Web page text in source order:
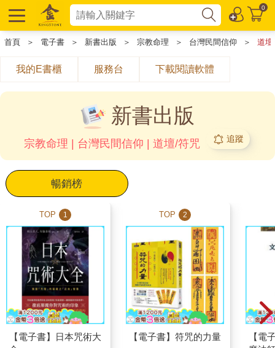
0
首頁 ＞ 電子書 ＞ 新書出版 ＞ 宗教命理 ＞ 台灣民間信仰 ＞ 道壇
我的E書櫃 服務台 下載閱讀軟體
新書出版
宗教命理 | 台灣民間信仰 | 道壇/符咒 追蹤
暢銷榜
TOP 1
【電子書】日本咒術大
TOP 2
【電子書】符咒的力量
【電